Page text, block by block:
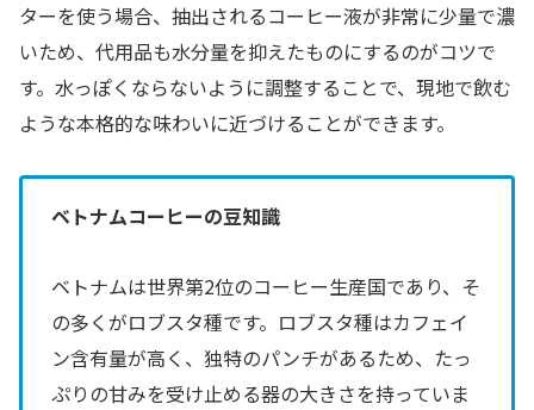
ターを使う場合、抽出されるコーヒー液が非常に少量で濃
いため、代用品も水分量を抑えたものにするのがコツで
す。水っぽくならないように調整することで、現地で飲む
ような本格的な味わいに近づけることができます。
ベトナムコーヒーの豆知識
ベトナムは世界第2位のコーヒー生産国であり、そ
の多くがロブスタ種です。ロブスタ種はカフェイ
ン含有量が高く、独特のパンチがあるため、たっ
ぷりの甘みを受け止める器の大きさを持っていま